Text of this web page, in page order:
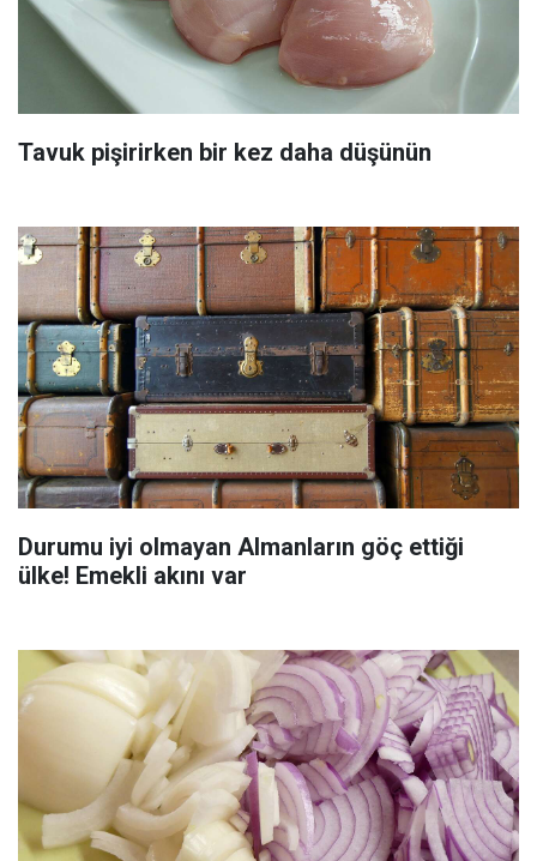
Tavuk pişirirken bir kez daha düşünün
Durumu iyi olmayan Almanların göç ettiği
ülke! Emekli akını var